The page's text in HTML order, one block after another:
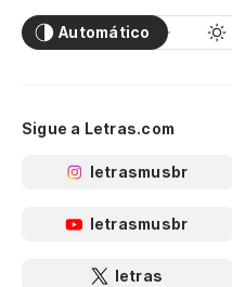
Automático
Sigue a Letras.com
letrasmusbr
letrasmusbr
letras